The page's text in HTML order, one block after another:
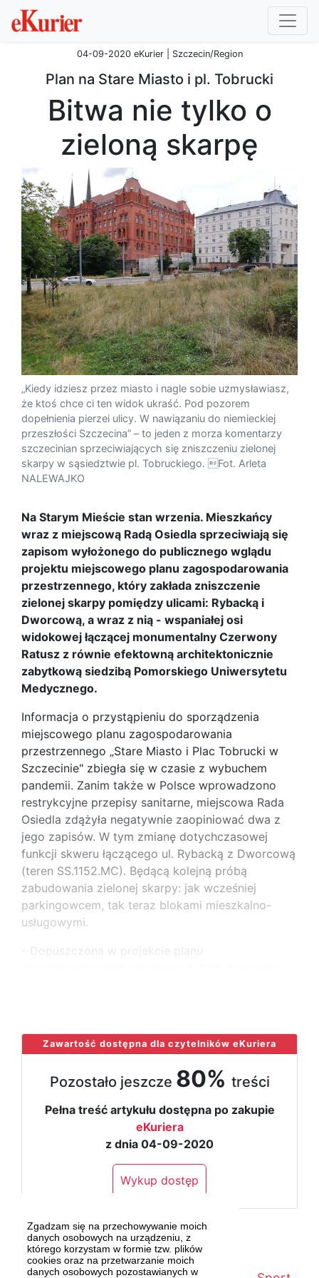
Zgadzam się na przechowywanie moich
danych osobowych na urządzeniu, z
którego korzystam w formie tzw. plików
cookies oraz na przetwarzanie moich
danych osobowych pozostawianych w
04-09-2020 eKurier | Szczecin/Region
Plan na Stare Miasto i pl. Tobrucki
Bitwa nie tylko o
zieloną skarpę
„Kiedy idziesz przez miasto i nagle sobie uzmysławiasz,
że ktoś chce ci ten widok ukraść. Pod pozorem
dopełnienia pierzei ulicy. W nawiązaniu do niemieckiej
przeszłości Szczecina” – to jeden z morza komentarzy
szczecinian sprzeciwiających się zniszczeniu zielonej
skarpy w sąsiedztwie pl. Tobruckiego. Fot. Arleta
NALEWAJKO
Na Starym Mieście stan wrzenia. Mieszkańcy
wraz z miejscową Radą Osiedla sprzeciwiają się
zapisom wyłożonego do publicznego wglądu
projektu miejscowego planu zagospodarowania
przestrzennego, który zakłada zniszczenie
zielonej skarpy pomiędzy ulicami: Rybacką i
Dworcową, a wraz z nią - wspaniałej osi
widokowej łączącej monumentalny Czerwony
Ratusz z równie efektowną architektonicznie
zabytkową siedzibą Pomorskiego Uniwersytetu
Medycznego.
Informacja o przystąpieniu do sporządzenia
miejscowego planu zagospodarowania
przestrzennego „Stare Miasto i Plac Tobrucki w
Szczecinie" zbiegła się w czasie z wybuchem
pandemii. Zanim także w Polsce wprowadzono
restrykcyjne przepisy sanitarne, miejscowa Rada
Osiedla zdążyła negatywnie zaopiniować dwa z
jego zapisów. W tym zmianę dotychczasowej
funkcji skweru łączącego ul. Rybacką z Dworcową
(teren SS.1152.MC). Będącą kolejną próbą
zabudowania zielonej skarpy: jak wcześniej
parkingowcem, tak teraz blokami mieszkalno-
usługowymi.
- Dopuszczona w projekcie planu
Zawartość dostępna dla czytelników eKuriera
Pozostało jeszcze 80% treści
Pełna treść artykułu dostępna po zakupie
eKuriera
z dnia 04-09-2020
Wykup dostęp